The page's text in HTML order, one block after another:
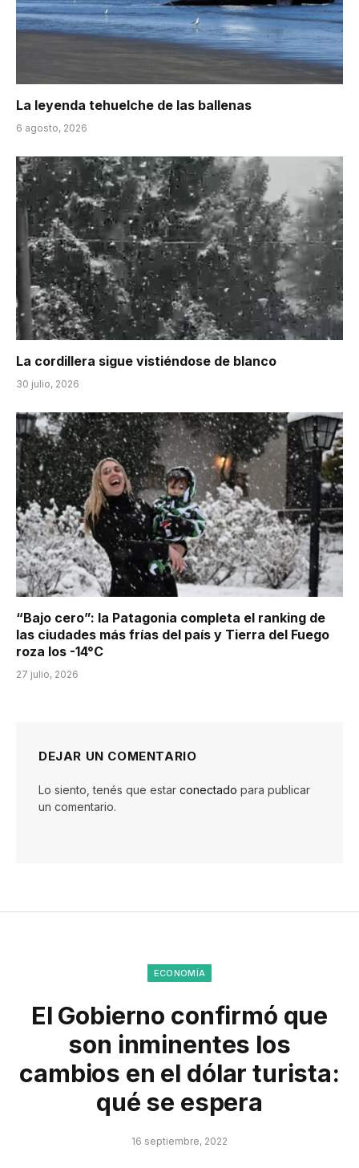
La leyenda tehuelche de las ballenas
6 agosto, 2026
La cordillera sigue vistiéndose de blanco
30 julio, 2026
“Bajo cero”: la Patagonia completa el ranking de
las ciudades más frías del país y Tierra del Fuego
roza los -14°C
27 julio, 2026
DEJAR UN COMENTARIO
Lo siento, tenés que estar conectado para publicar
un comentario.
ECONOMÍA
El Gobierno confirmó que
son inminentes los
cambios en el dólar turista:
qué se espera
16 septiembre, 2022